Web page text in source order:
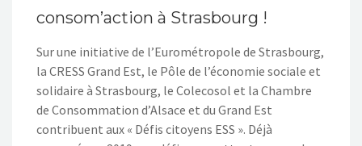
consom’action à Strasbourg !
Sur une initiative de l’Eurométropole de Strasbourg,
la CRESS Grand Est, le Pôle de l’économie sociale et
solidaire à Strasbourg, le Colecosol et la Chambre
de Consommation d’Alsace et du Grand Est
contribuent aux « Défis citoyens ESS ». Déjà